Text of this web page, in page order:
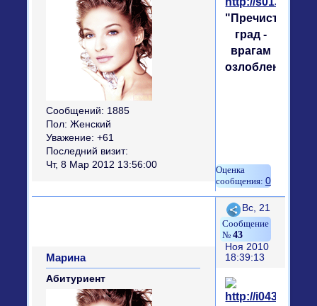
Сообщений: 1885
Пол: Женский
Уважение: +61
Последний визит:
Чт, 8 Мар 2012 13:56:00
"Пречистый
град -
врагам
озлобленье"
0
Поделиться
43
Вс, 21
Ноя 2010
18:39:13
Марина
Абитуриент